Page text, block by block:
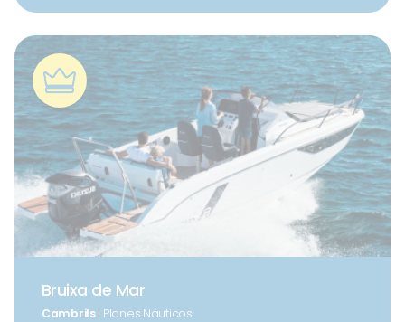
Bruixa de Mar
Cambrils| Planes Náuticos